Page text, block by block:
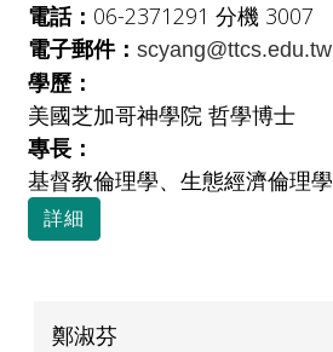
電話： 06-2371291 分機 3007
電子郵件： scyang@ttcs.edu.tw
學歷：
美國芝加哥神學院 哲學博士
專長：
基督教倫理學、生態經濟倫理學
詳細
鄭淑芬